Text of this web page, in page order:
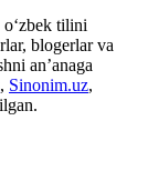
tilini
blogerlar va
an’anaga
, Sinonim.uz,